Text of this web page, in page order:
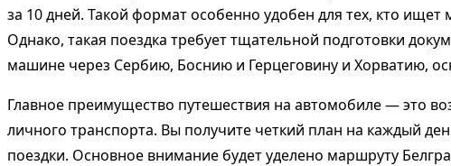
за 10 дней. Такой формат особенно удобен для тех, кто
Однако, такая поездка требует тщательной подготовки
машине через Сербию, Боснию и Герцеговину и Хорватию,
Главное преимущество путешествия на автомобиле — это
личного транспорта. Вы получите четкий план на каждый
поездки. Основное внимание будет уделено маршруту